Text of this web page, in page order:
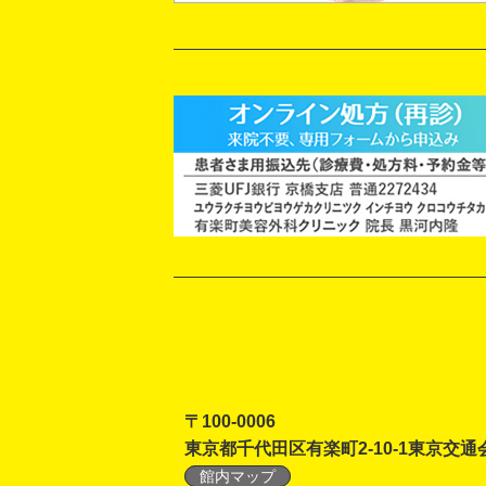
〒100-0006
東京都千代田区有楽町2-10-1東京交通
館内マップ